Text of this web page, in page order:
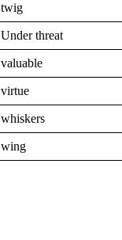
twig
Under threat
valuable
virtue
whiskers
wing